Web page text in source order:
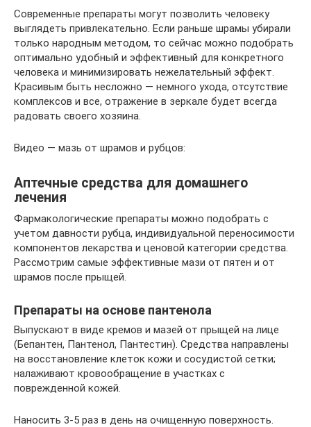
Современные препараты могут позволить человеку
выглядеть привлекательно. Если раньше шрамы убирали
только народным методом, то сейчас можно подобрать
оптимально удобный и эффективный для конкретного
человека и минимизировать нежелательный эффект.
Красивым быть несложно — немного ухода, отсутствие
комплексов и все, отражение в зеркале будет всегда
радовать своего хозяина.
Видео — мазь от шрамов и рубцов:
Аптечные средства для домашнего
лечения
Фармакологические препараты можно подобрать с
учетом давности рубца, индивидуальной переносимости
компонентов лекарства и ценовой категории средства.
Рассмотрим самые эффективные мази от пятен и от
шрамов после прыщей.
Препараты на основе пантенола
Выпускают в виде кремов и мазей от прыщей на лице
(Бепантен, Пантенол, Пантестин). Средства направлены
на восстановление клеток кожи и сосудистой сетки;
налаживают кровообращение в участках с
поврежденной кожей.
Наносить 3-5 раз в день на очищенную поверхность.